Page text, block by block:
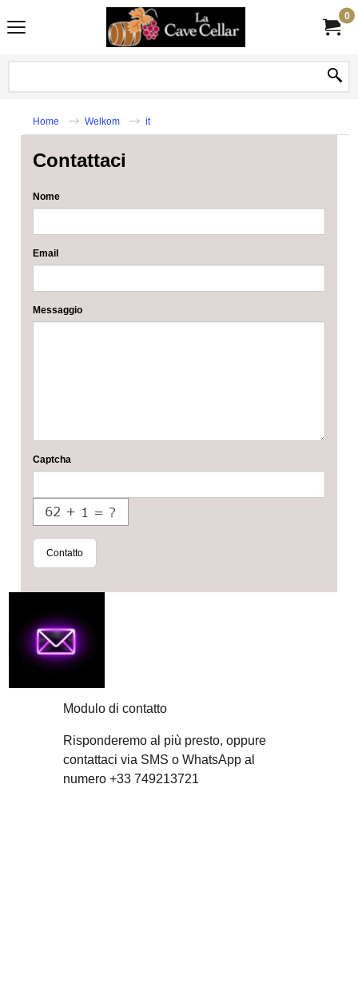
0
Home Welkom it
Contattaci
Nome
Email
Messaggio
Captcha
Contatto
Modulo di contatto
Risponderemo al più presto, oppure
contattaci via SMS o WhatsApp al
numero +33 749213721